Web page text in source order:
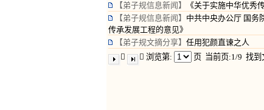
【弟子规信息新闻】 《关于实施中华优秀
【弟子规信息新闻】 中共中央办公厅 国务
传承发展工程的意见》
【弟子规文摘分享】 任用犯颜直谏之人
  浏览第: 页 当前页:1/9 找到